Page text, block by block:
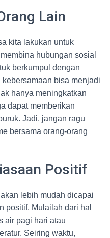
Lain
kita lakukan untuk
hubungan sosial
berkumpul dengan
bisa menjadi
hanya meningkatkan
dapat memberikan
Jadi, jangan ragu
bersama orang-orang
Positif
lebih mudah dicapai
positif. Mulailah dari hal
air pagi hari atau
Seiring waktu,